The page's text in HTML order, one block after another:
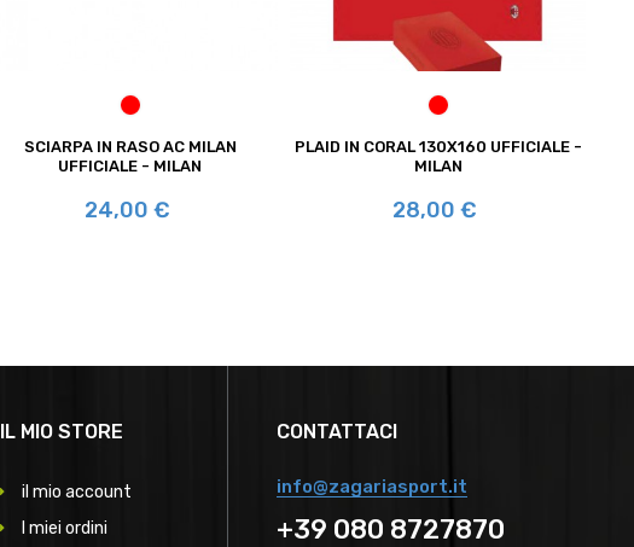
ROSSO/NERO
SCIARPA IN RASO AC MILAN
UFFICIALE - MILAN
Prezzo
24,00 €
ROSSO
PLAID IN CORAL 130X160 UFFICIALE -
MILAN
Prezzo
28,00 €
CONTATTACI
info@zagariasport.it
+39 080 8727870
IL MIO STORE
il mio account
I miei ordini